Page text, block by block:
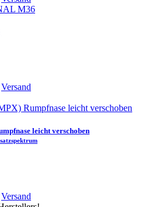
Versand
leicht verschoben
Versand